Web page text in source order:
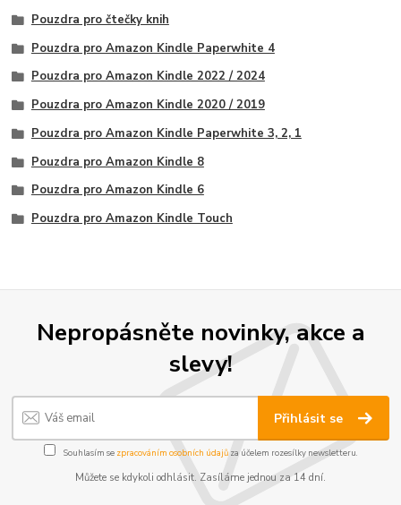
Pouzdra pro čtečky knih
Pouzdra pro Amazon Kindle Paperwhite 4
Pouzdra pro Amazon Kindle 2022 / 2024
Pouzdra pro Amazon Kindle 2020 / 2019
Pouzdra pro Amazon Kindle Paperwhite 3, 2, 1
Pouzdra pro Amazon Kindle 8
Pouzdra pro Amazon Kindle 6
Pouzdra pro Amazon Kindle Touch
Nepropásněte novinky, akce a
slevy!
Přihlásit se
Souhlasím se zpracováním osobních údajůza účelem rozesílky newsletteru.
Můžete se kdykoli odhlásit. Zasíláme jednou za 14 dní.